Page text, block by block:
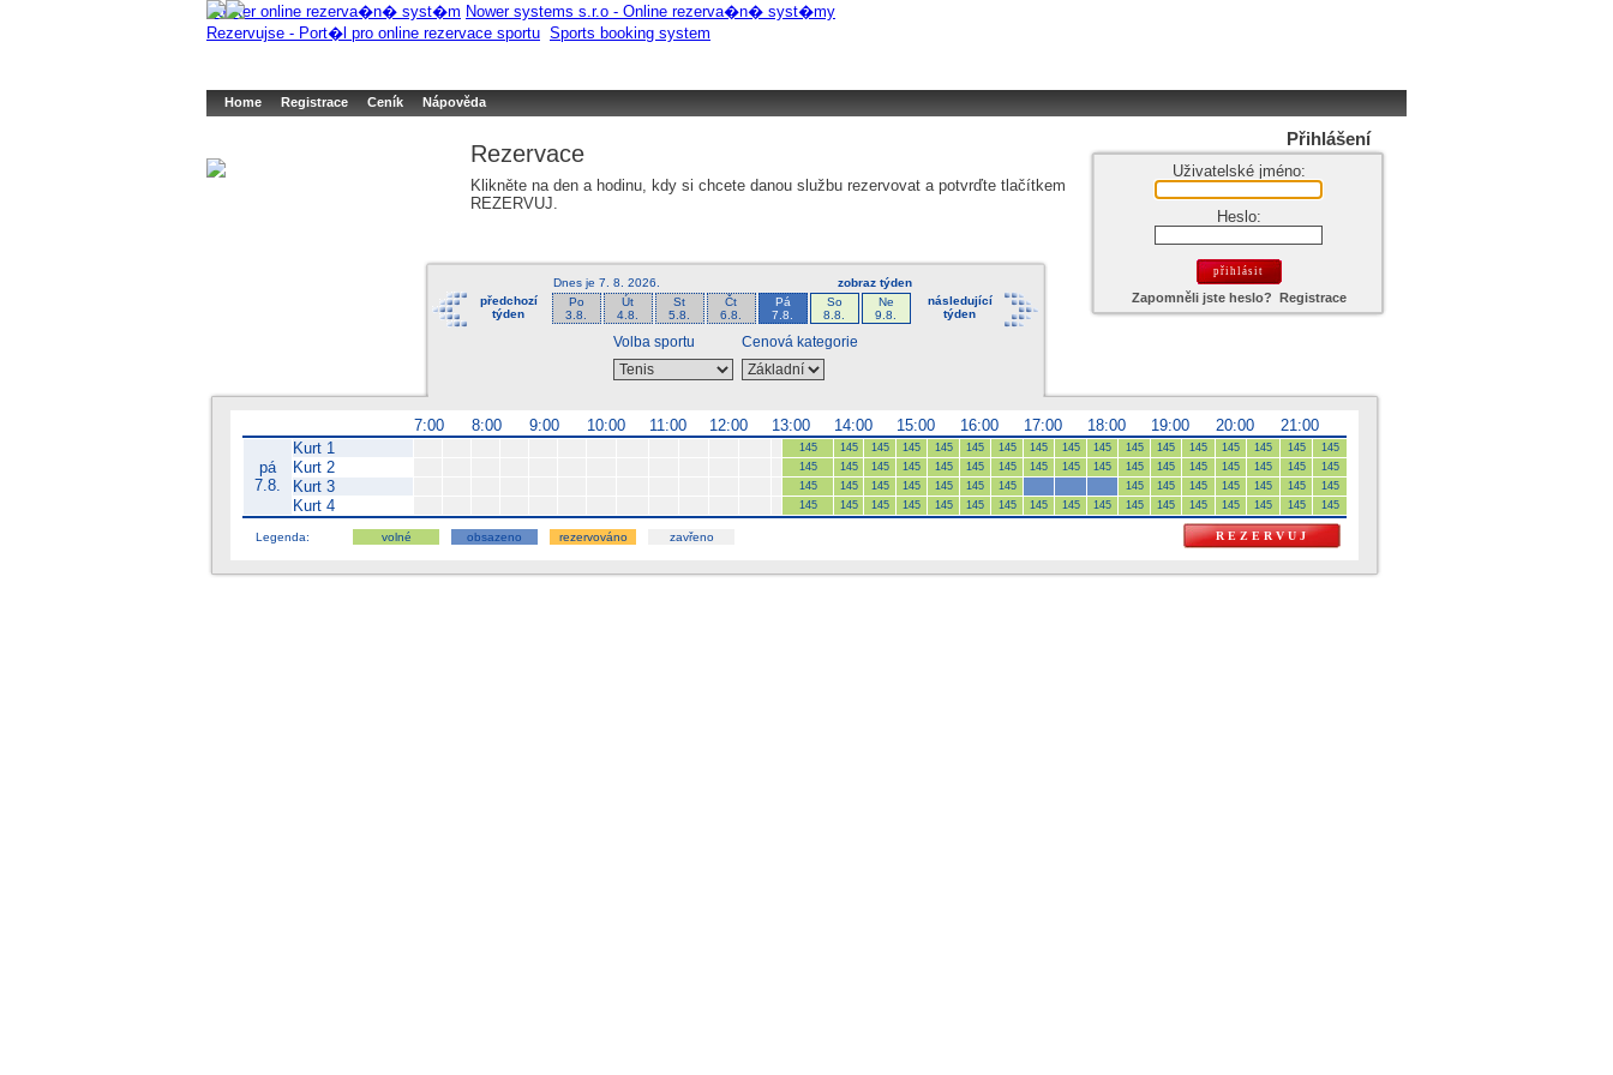
Booker online rezerva�n� syst�m Nower systems s.r.o - Online rezerva�n� syst�my
Rezervujse - Port�l pro online rezervace sportu Sports booking system
Home Registrace Ceník Nápověda
Přihlášení
Uživatelské jméno:
Heslo:
Zapomněli jste heslo? Registrace
Rezervace
Klikněte na den a hodinu, kdy si chcete danou službu rezervovat a potvrďte tlačítkem
REZERVUJ.
předchozí
týden
Dnes je 7. 8. 2026
zobraz týden
následující
týden
Po
3.8.
Út
4.8.
St
5.8.
Čt
6.8.
Pá
7.8.
So
8.8.
Ne
9.8.
Volba sportu Cenová kategorie
7:00 8:00 9:00 10:00 11:00 12:00 13:00 14:00 15:00 16:00 17:00 18:00 19:00 20:00 21:00
pá
7.8.
Kurt 1 145 145 145 145 145 145 145 145 145 145 145 145 145 145 145 145 145
Kurt 2 145 145 145 145 145 145 145 145 145 145 145 145 145 145 145 145 145
Kurt 3 145 145 145 145 145 145 145 145 145 145 145 145 145 145
Kurt 4 145 145 145 145 145 145 145 145 145 145 145 145 145 145 145 145 145
Legenda: volné obsazeno rezervováno zavřeno